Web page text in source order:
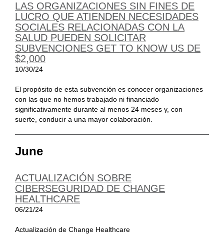
LAS ORGANIZACIONES SIN FINES DE
LUCRO QUE ATIENDEN NECESIDADES
SOCIALES RELACIONADAS CON LA
SALUD PUEDEN SOLICITAR
SUBVENCIONES GET TO KNOW US DE
$2,000
10/30/24
El propósito de esta subvención es conocer organizaciones
con las que no hemos trabajado ni financiado
significativamente durante al menos 24 meses y, con
suerte, conducir a una mayor colaboración.
June
ACTUALIZACIÓN SOBRE
CIBERSEGURIDAD DE CHANGE
HEALTHCARE
06/21/24
Actualización de Change Healthcare